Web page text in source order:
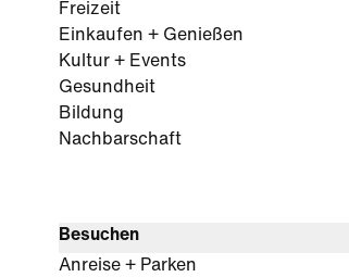
Freizeit
Einkaufen + Genießen
Kultur + Events
Gesundheit
Bildung
Nachbarschaft
Besuchen
Anreise + Parken